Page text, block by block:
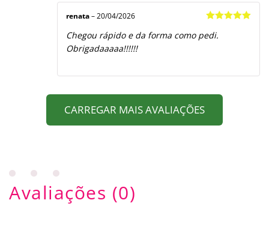
de 5
renata – 20/04/2026
Chegou rápido e da forma como pedi.
Obrigadaaaaa!!!!!!
CARREGAR MAIS AVALIAÇÕES
Avaliações (0)